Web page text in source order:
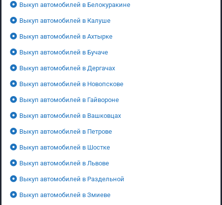
Выкуп автомобилей в Белокуракине
Выкуп автомобилей в Калуше
Выкуп автомобилей в Ахтырке
Выкуп автомобилей в Бучаче
Выкуп автомобилей в Дергачах
Выкуп автомобилей в Новопскове
Выкуп автомобилей в Гайвороне
Выкуп автомобилей в Вашковцах
Выкуп автомобилей в Петрове
Выкуп автомобилей в Шостке
Выкуп автомобилей в Львове
Выкуп автомобилей в Раздельной
Выкуп автомобилей в Змиеве